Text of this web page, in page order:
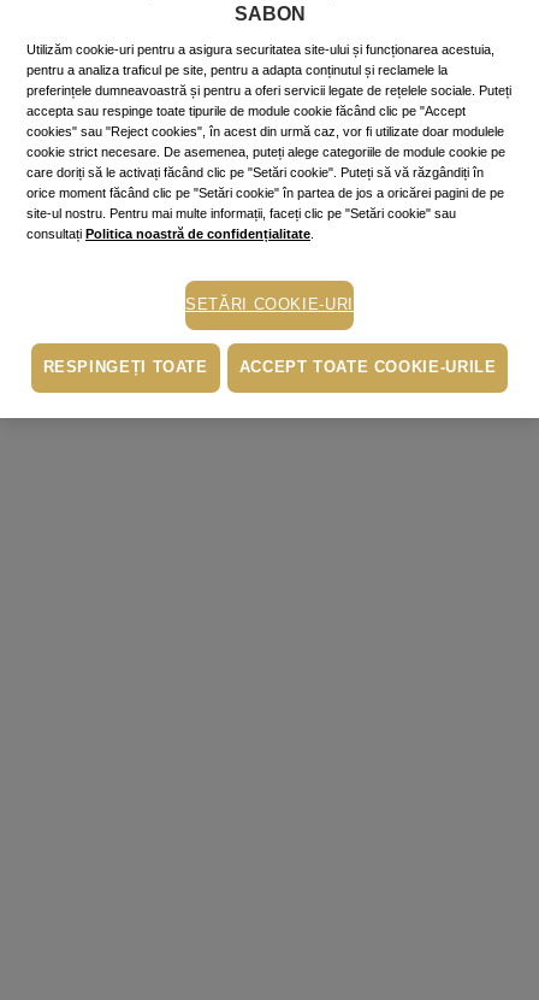
SABON
Utilizăm cookie-uri pentru a asigura securitatea site-ului și funcționarea acestuia,
pentru a analiza traficul pe site, pentru a adapta conținutul și reclamele la
preferințele dumneavoastră și pentru a oferi servicii legate de rețelele sociale. Puteți
accepta sau respinge toate tipurile de module cookie făcând clic pe "Accept
cookies" sau "Reject cookies", în acest din urmă caz, vor fi utilizate doar modulele
cookie strict necesare. De asemenea, puteți alege categoriile de module cookie pe
care doriți să le activați făcând clic pe "Setări cookie". Puteți să vă răzgândiți în
orice moment făcând clic pe "Setări cookie" în partea de jos a oricărei pagini de pe
site-ul nostru. Pentru mai multe informații, faceți clic pe "Setări cookie" sau
consultați Politica noastră de confidențialitate
SETĂRI COOKIE-URI
RESPINGEȚI TOATE ACCEPT TOATE COOKIE-URILE